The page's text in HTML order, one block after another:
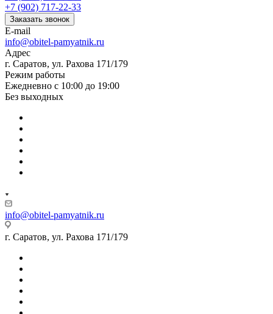
+7 (902) 717-22-33
Заказать звонок
E-mail
info@obitel-pamyatnik.ru
Адрес
г. Саратов, ул. Рахова 171/179
Режим работы
Ежедневно с 10:00 до 19:00
Без выходных
info@obitel-pamyatnik.ru
г. Саратов, ул. Рахова 171/179